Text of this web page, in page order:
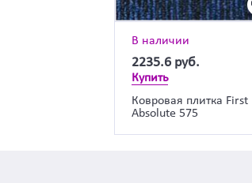
В наличии
2235.6 руб.
Купить
Ковровая плитка First
Absolute 575